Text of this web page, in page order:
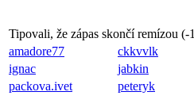
Tipovali, že zápas skončí remízou (-1
amadore77
ckkvvlk
ignac
jabkin
packova.ivet
peteryk